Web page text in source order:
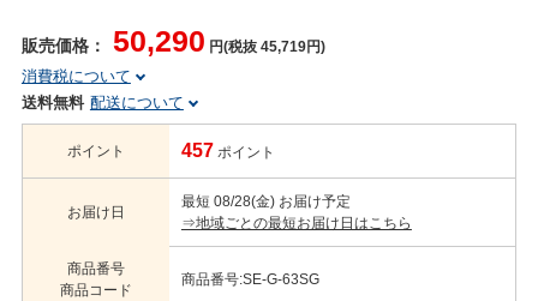
販売価格： 50,290 円(税抜 45,719円)
消費税について
送料無料 配送について
ポイント 457 ポイント
お届け日
最短 08/28(金) お届け予定
⇒地域ごとの最短お届け日はこちら
商品番号
商品コード
商品番号:SE-G-63SG